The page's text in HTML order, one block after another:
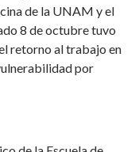
de la UNAM y el
8 de octubre tuvo
retorno al trabajo en
por